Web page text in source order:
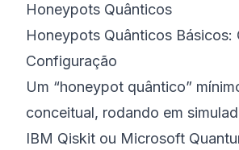
Honeypots Quânticos
Honeypots Quânticos Básicos:
Configuração
Um “honeypot quântico”
conceitual, rodando em
IBM Qiskit ou Microsoft